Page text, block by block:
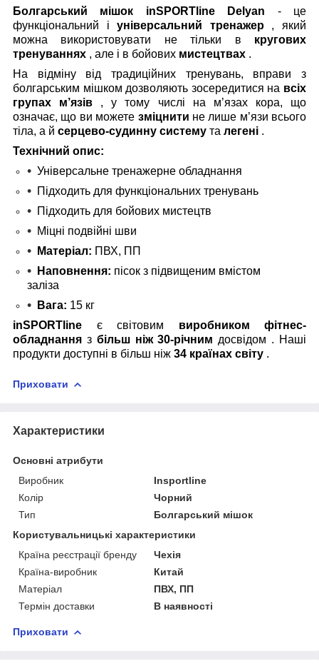
Болгарський мішок inSPORTline Delyan
- це
функціональний іуніверсальний тренажер, який
можна використовувати не тільки в кругових
тренуваннях , але і в бойових мистецтвах .
На відміну від традиційних тренувань, вправи з
болгарським мішком дозволяють зосередитися на всіх
групах м’язів , у тому числі на м’язах кора, що
означає, що ви можете зміцнити не лише м’язи всього
тіла, а й серцево-судинну систему та легені .
Технічний опис:
Універсальне тренажерне обладнання
Підходить для функціональних тренувань
Підходить для бойових мистецтв
Міцні подвійні шви
Матеріал: ПВХ, ПП
Наповнення: пісок з підвищеним вмістом
заліза
Вага: 15 кг
inSPORTline є світовим виробником фітнес-
обладнання з більш ніж 30-річним досвідом . Наші
продукти доступні в більш ніж 34 країнах світу .
Приховати
Характеристики
Основні атрибути
Виробник
Insportline
Колір
Чорний
Тип
Болгарський мішок
Користувальницькі характеристики
Країна реєстрації бренду
Чехія
Країна-виробник
Китай
Матеріал
ПВХ, ПП
Термін доставки
В наявності
Приховати